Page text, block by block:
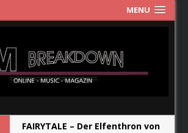
MENU
FAIRYTALE – Der Elfenthron von